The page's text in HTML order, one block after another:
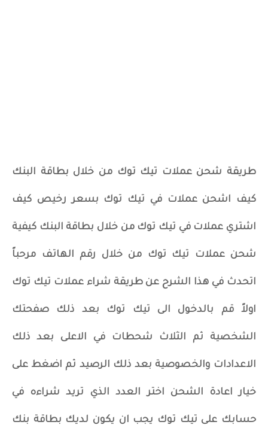
طريقة شحن عملات تيك توك من خلال بطاقة البنك
كيف اشحن عملات في تيك توك بسعر رخيص كيف
اشتري عملات في تيك توك من خلال بطاقة البنك كيفية
شحن عملات تيك توك من خلال رقم الهاتف مرحباً
اتحدث في هذا الشرح عن طريقة شراء عملات تيك توك
اولاً قم بالدخول الى تيك توك بعد ذلك صفحتك
الشخصية ثم الثلاث شحطات في الاعلى بعد ذلك
الاعدادات والخصوصية بعد ذلك الرصيد ثم اضغط على
خيار اعادة الشحن اختر العدد الذي تريد شراءه في
حسابك على تيك توك يجب ان يكون لديك بطاقة بنك